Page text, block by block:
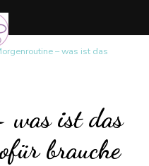
– was ist das
was ist das
brauche